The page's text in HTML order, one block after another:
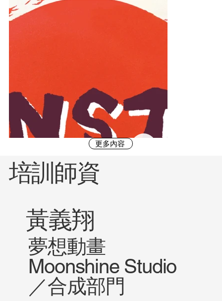
更多內容
黃義翔
夢想動畫
Moonshine Studio
／合成部門
​培訓師資